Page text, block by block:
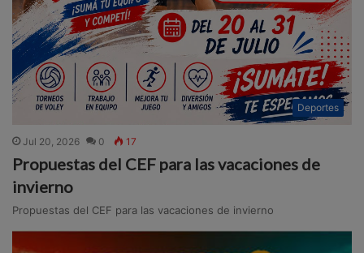
Deportes
Jul 20, 2026 0 17
Propuestas del CEF para las vacaciones de
invierno
Propuestas del CEF para las vacaciones de invierno